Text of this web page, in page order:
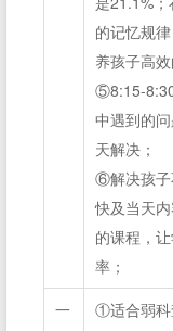
的记忆规
养孩子高
⑤8:15-
中遇到的
天解决；
⑥解决孩子
快及当天
的课程，
率；
一
①适合弱科